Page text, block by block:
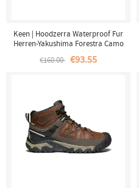
Keen | Hoodzerra Waterproof Fur
Herren-Yakushima Forestra Camo
€160.00 €93.55